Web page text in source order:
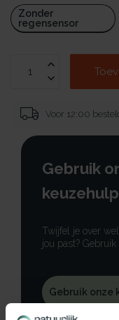
Zonder
regensensor
Voor 12:00
Gebruik
Twijfel je over
jou past?
Gebruik onze